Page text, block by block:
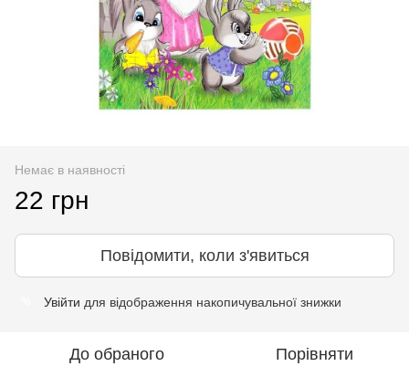
Немає в наявності
22 грн
Повідомити, коли з'явиться
Увійти для відображення накопичувальної знижки
До обраного Порівняти